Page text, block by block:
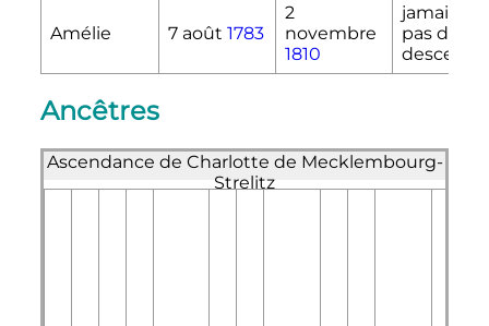
Amélie 7 août 1783
2
novembre
1810
jamais
pas de
Ancêtres
Ascendance de Charlotte de Mecklembourg-
Strelitz